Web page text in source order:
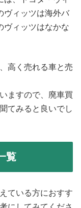
ヴィッツは海外バ
ヴィッツはなかな
高く売れる車と売
ますので、廃車買
てみると良いでし
覧
ている方におすす